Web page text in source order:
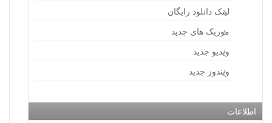
لینک دانلود رایگان
موزیک های جدید
ویدیو جدید
ویندوز جدید
اطلاعات